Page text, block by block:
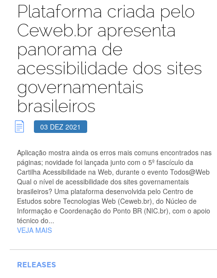
Plataforma criada pelo
Ceweb.br apresenta
panorama de
acessibilidade dos sites
governamentais
brasileiros
03 DEZ 2021
Aplicação mostra ainda os erros mais comuns encontrados nas
páginas; novidade foi lançada junto com o 5º fascículo da
Cartilha Acessibilidade na Web, durante o evento Todos@Web
Qual o nível de acessibilidade dos sites governamentais
brasileiros? Uma plataforma desenvolvida pelo Centro de
Estudos sobre Tecnologias Web (Ceweb.br), do Núcleo de
Informação e Coordenação do Ponto BR (NIC.br), com o apoio
técnico do...
VEJA MAIS
RELEASES